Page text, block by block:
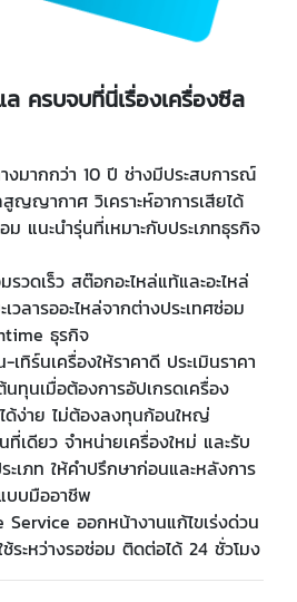
ครบจบที่นี่เรื่องเครื่องซีล
งมากกว่า 10 ปี ช่างมีประสบการณ์
ญญากาศ วิเคราะห์อาการเสียได้
แนะนำรุ่นที่เหมาะกับประเภทธุรกิจ
วดเร็ว สต๊อกอะไหล่แท้และอะไหล่
วลารออะไหล่จากต่างประเทศซ่อม
ธุรกิจ
ทิร์นเครื่องให้ราคาดี ประเมินราคา
ทุนเมื่อต้องการอัปเกรดเครื่อง
ด้ง่าย ไม่ต้องลงทุนก้อนใหญ่
ที่เดียว จำหน่ายเครื่องใหม่ และรับ
เภท ให้คำปรึกษาก่อนและหลังการ
บบมืออาชีพ
ออกหน้างานแก้ไขเร่งด่วน
ช้ระหว่างรอซ่อม ติดต่อได้ 24 ชั่วโมง